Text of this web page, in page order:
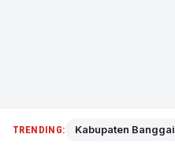
TRENDING: Kabupaten Banggai